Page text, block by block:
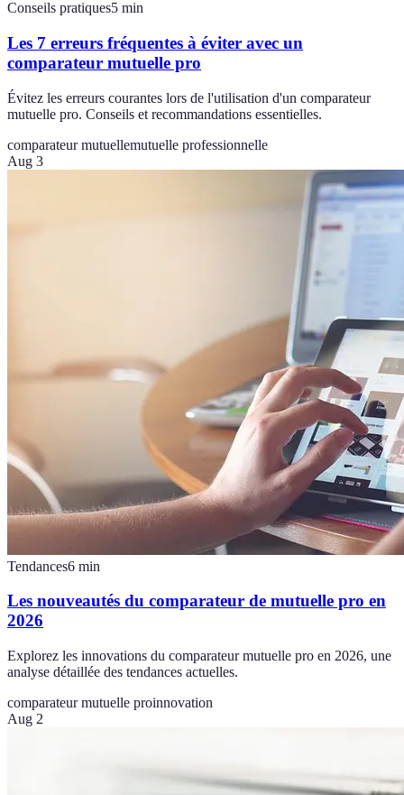
Conseils pratiques5 min
Les 7 erreurs fréquentes à éviter avec un
comparateur mutuelle pro
Évitez les erreurs courantes lors de l'utilisation d'un comparateur
mutuelle pro. Conseils et recommandations essentielles.
comparateur mutuellemutuelle professionnelle
Aug 3
Tendances6 min
Les nouveautés du comparateur de mutuelle pro en
2026
Explorez les innovations du comparateur mutuelle pro en 2026, une
analyse détaillée des tendances actuelles.
comparateur mutuelle proinnovation
Aug 2